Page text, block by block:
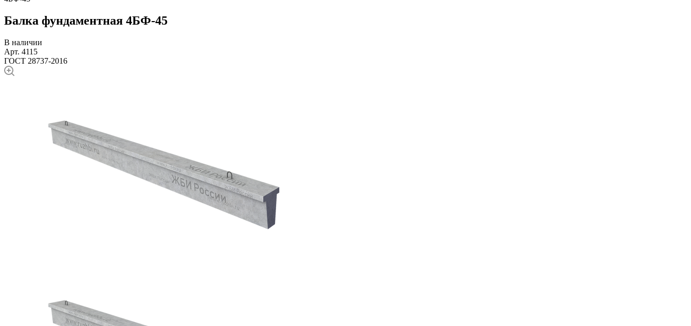
Балка фундаментная 4БФ-45
В наличии
Арт. 4115
ГОСТ 28737-2016